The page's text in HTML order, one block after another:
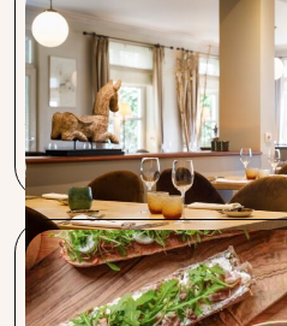
Restaurant Hotel Ter
Uitgaven en kosten kritisch
job. Hierbij is Procent een
gedeelte van deze taak met
Restaurant Au pain Marie